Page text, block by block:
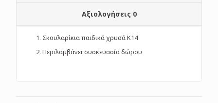
Αξιολογήσεις 0
Σκουλαρίκια παιδικά χρυσά Κ14
Περιλαμβάνει συσκευασία δώρου